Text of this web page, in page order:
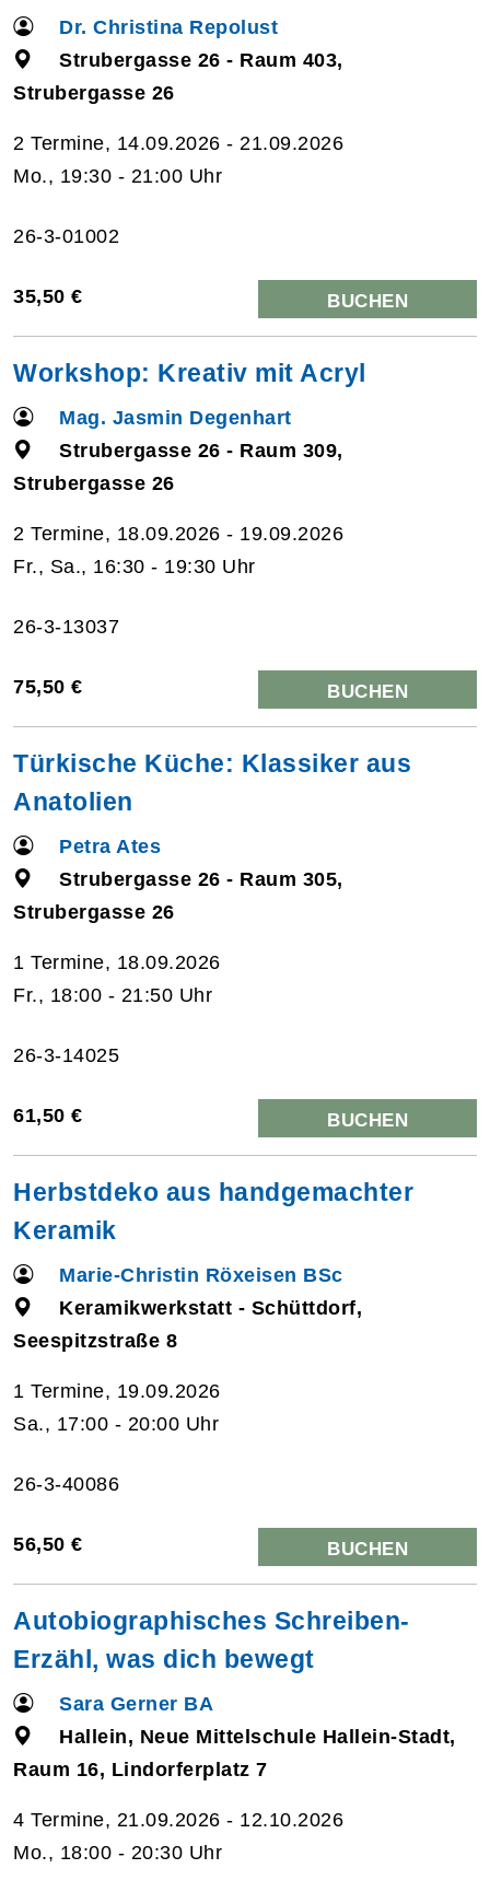
Dr. Christina Repolust
Strubergasse 26 - Raum 403,
Strubergasse 26
2 Termine, 14.09.2026 - 21.09.2026
Mo., 19:30 - 21:00 Uhr
26-3-01002
35,50 € BUCHEN
Workshop: Kreativ mit Acryl
Mag. Jasmin Degenhart
Strubergasse 26 - Raum 309,
Strubergasse 26
2 Termine, 18.09.2026 - 19.09.2026
Fr., Sa., 16:30 - 19:30 Uhr
26-3-13037
75,50 € BUCHEN
Türkische Küche: Klassiker aus
Anatolien
Petra Ates
Strubergasse 26 - Raum 305,
Strubergasse 26
1 Termine, 18.09.2026
Fr., 18:00 - 21:50 Uhr
26-3-14025
61,50 € BUCHEN
Herbstdeko aus handgemachter
Keramik
Marie-Christin Röxeisen BSc
Keramikwerkstatt - Schüttdorf,
Seespitzstraße 8
1 Termine, 19.09.2026
Sa., 17:00 - 20:00 Uhr
26-3-40086
56,50 € BUCHEN
Autobiographisches Schreiben-
Erzähl, was dich bewegt
Sara Gerner BA
Hallein, Neue Mittelschule Hallein-Stadt,
Raum 16, Lindorferplatz 7
4 Termine, 21.09.2026 - 12.10.2026
Mo., 18:00 - 20:30 Uhr